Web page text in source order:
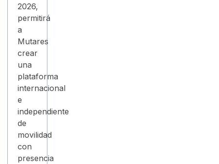
2026,
permitirá
a
Mutares
crear
una
plataforma
internacional
e
independiente
de
movilidad
con
presencia